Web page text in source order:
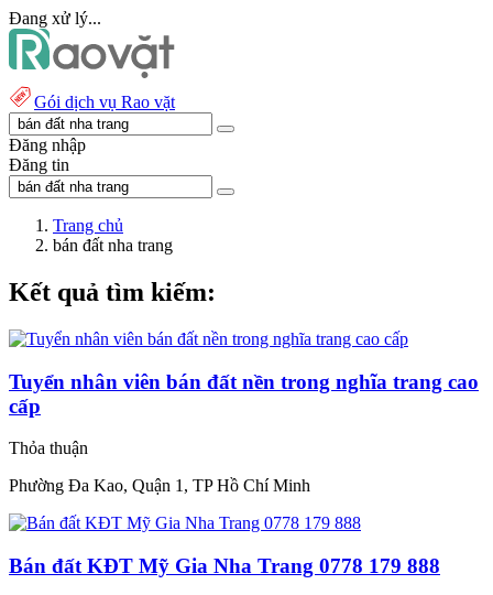
Đang xử lý...
Gói dịch vụ Rao vặt
Đăng nhập
Đăng tin
Trang chủ
bán đất nha trang
Kết quả tìm kiếm:
Tuyển nhân viên bán đất nền trong nghĩa trang cao
cấp
Thỏa thuận
Phường Đa Kao, Quận 1, TP Hồ Chí Minh
Bán đất KĐT Mỹ Gia Nha Trang 0778 179 888